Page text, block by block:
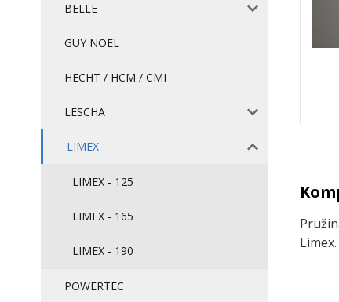
BELLE
GUY NOEL
HECHT / HCM / CMI
LESCHA
LIMEX
LIMEX - 125
LIMEX - 165
LIMEX - 190
POWERTEC
Limex.